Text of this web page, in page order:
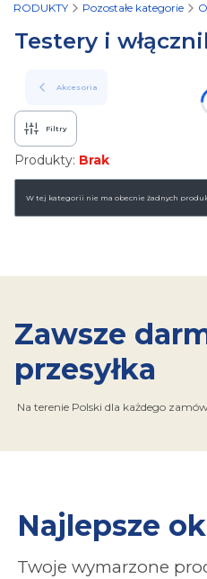
PRODUKTY Pozostałe kategorie
Testery i
Akcesoria
Filtry
Produkty: Brak
Lista produktów
W tej kategorii nie ma obecnie żadnych
Zawsze
przesyłka
Na terenie Polski dla każdego
Najlepsze
Twoje wymarzone